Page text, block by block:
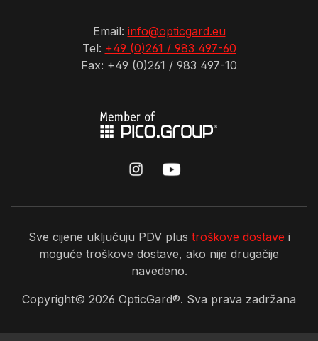
Email: info@opticgard.eu
Tel: +49 (0)261 / 983 497-60
Fax: +49 (0)261 / 983 497-10
Sve cijene uključuju PDV plus troškove dostave i
moguće troškove dostave, ako nije drugačije
navedeno.
Copyright© 2026 OpticGard®. Sva prava zadržana